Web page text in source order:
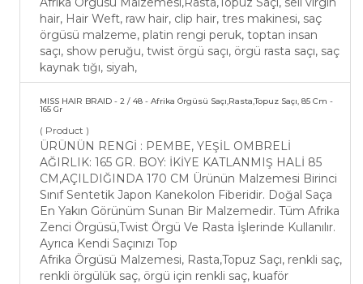
hair, Hair Weft, raw hair, clip hair, tres makinesi, saç
örgüsü malzeme, platin rengi peruk, toptan insan
saçı, show peruğu, twist örgü saçı, örgü rasta saçı, saç
kaynak tığı, siyah,
MISS HAIR BRAID - 2 / 48 - Afrika Örgüsü Saçı,Rasta,Topuz Saçı, 85 Cm -
165 Gr
( Product )
ÜRÜNÜN RENGİ : PEMBE, YEŞİL OMBRELİ
AĞIRLIK: 165 GR. BOY: İKİYE KATLANMIŞ HALİ 85
CM,AÇILDIĞINDA 170 CM Ürünün Malzemesi Birinci
Sınıf Sentetik Japon Kanekolon Fiberidir. Doğal Saça
En Yakın Görünüm Sunan Bir Malzemedir. Tüm Afrika
Zenci Örgüsü,Twist Örgü Ve Rasta İşlerinde Kullanılır.
Ayrıca Kendi Saçınızı Top
Afrika Örgüsü Malzemesi, Rasta,Topuz Saçı, renkli saç,
renkli örgülük saç, örgü için renkli saç, kuaför